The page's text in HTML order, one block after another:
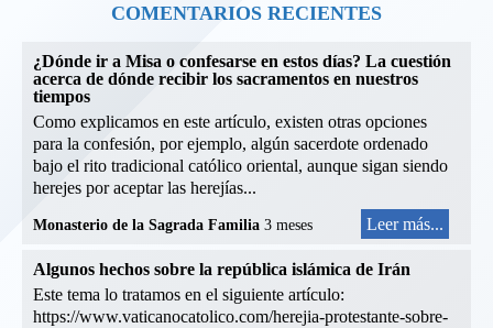
COMENTARIOS RECIENTES
¿Dónde ir a Misa o confesarse en estos días? La cuestión
acerca de dónde recibir los sacramentos en nuestros
tiempos
Como explicamos en este artículo, existen otras opciones
para la confesión, por ejemplo, algún sacerdote ordenado
bajo el rito tradicional católico oriental, aunque sigan siendo
herejes por aceptar las herejías...
Monasterio de la Sagrada Familia 3 meses Leer más...
Algunos hechos sobre la república islámica de Irán
Este tema lo tratamos en el siguiente artículo:
https://www.vaticanocatolico.com/herejia-protestante-sobre-